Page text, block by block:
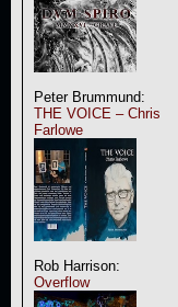
Peter Brummund:
THE VOICE – Chris
Farlowe
Rob Harrison:
Overflow